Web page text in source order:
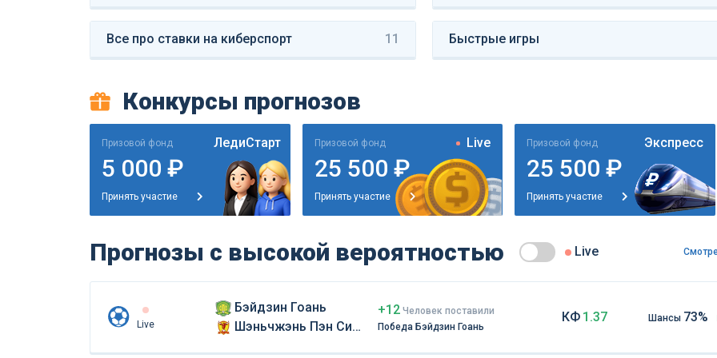
Все про ставки на киберспорт 11 Быстрые игры
Конкурсы прогнозов
Призовой фонд ЛедиСтарт
5 000 ₽
Принять участие
Призовой фонд Live
25 500 ₽
Принять участие
Призовой фонд Экспресс
25 500 ₽
Принять участие
Прогнозы с высокой вероятностью Live
Live
Бэйдзин Гоань
Шэньчжэнь Пэн Сити
+12 Человек поставили
Победа Бэйдзин Гоань
КФ 1.37 Шансы 73%